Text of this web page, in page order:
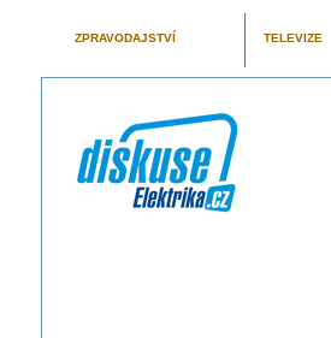
ZPRAVODAJSTVÍ TELEVIZE